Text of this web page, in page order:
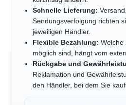
Schnelle Lieferung:
Sendungsverfolgung richten
jeweiligen Händler.
Flexible Bezahlung: Welche
möglich sind, hängt vom
Rückgabe und
Reklamation und
den Händler, bei dem Sie